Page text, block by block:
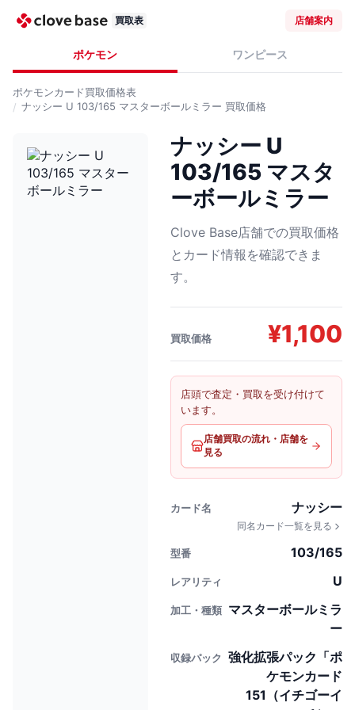
買取表 店舗案内
ポケモン ワンピース
ポケモンカード買取価格表
ナッシー U 103/165 マスターボールミラー 買取価格
ナッシー U
103/165 マスタ
ーボールミラー
Clove Base店舗での買取価格
とカード情報を確認できま
す。
買取価格 ¥1,100
店頭で査定・買取を受け付けて
います。
店舗買取の流れ・店舗を
見る
カード名 ナッシー
同名カード一覧を見る
型番 103/165
レアリティ U
加工・種類 マスターボールミラ
ー
収録パック
強化拡張パック「ポ
ケモンカード
151（イチゴーイ